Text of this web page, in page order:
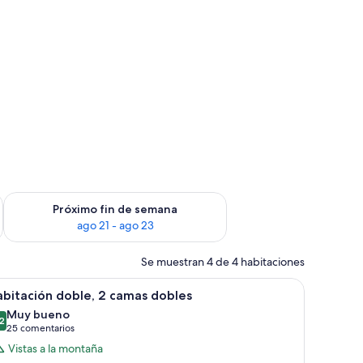
semana, ago 14 - ago 16
Próximo fin de semana
ago 21 - ago 23
Consulta la disponibilidad para el próximo fin de semana,
Se muestran 4 de 4 habitaciones
un televisor y una ventana con cortinas.
televisor y escritorio. Habitación de hotel con dos camas, un
5 doble, 2 camas dobles
de 10
Muy bueno
25 comentarios
(25 comentarios)
Vistas a la montaña